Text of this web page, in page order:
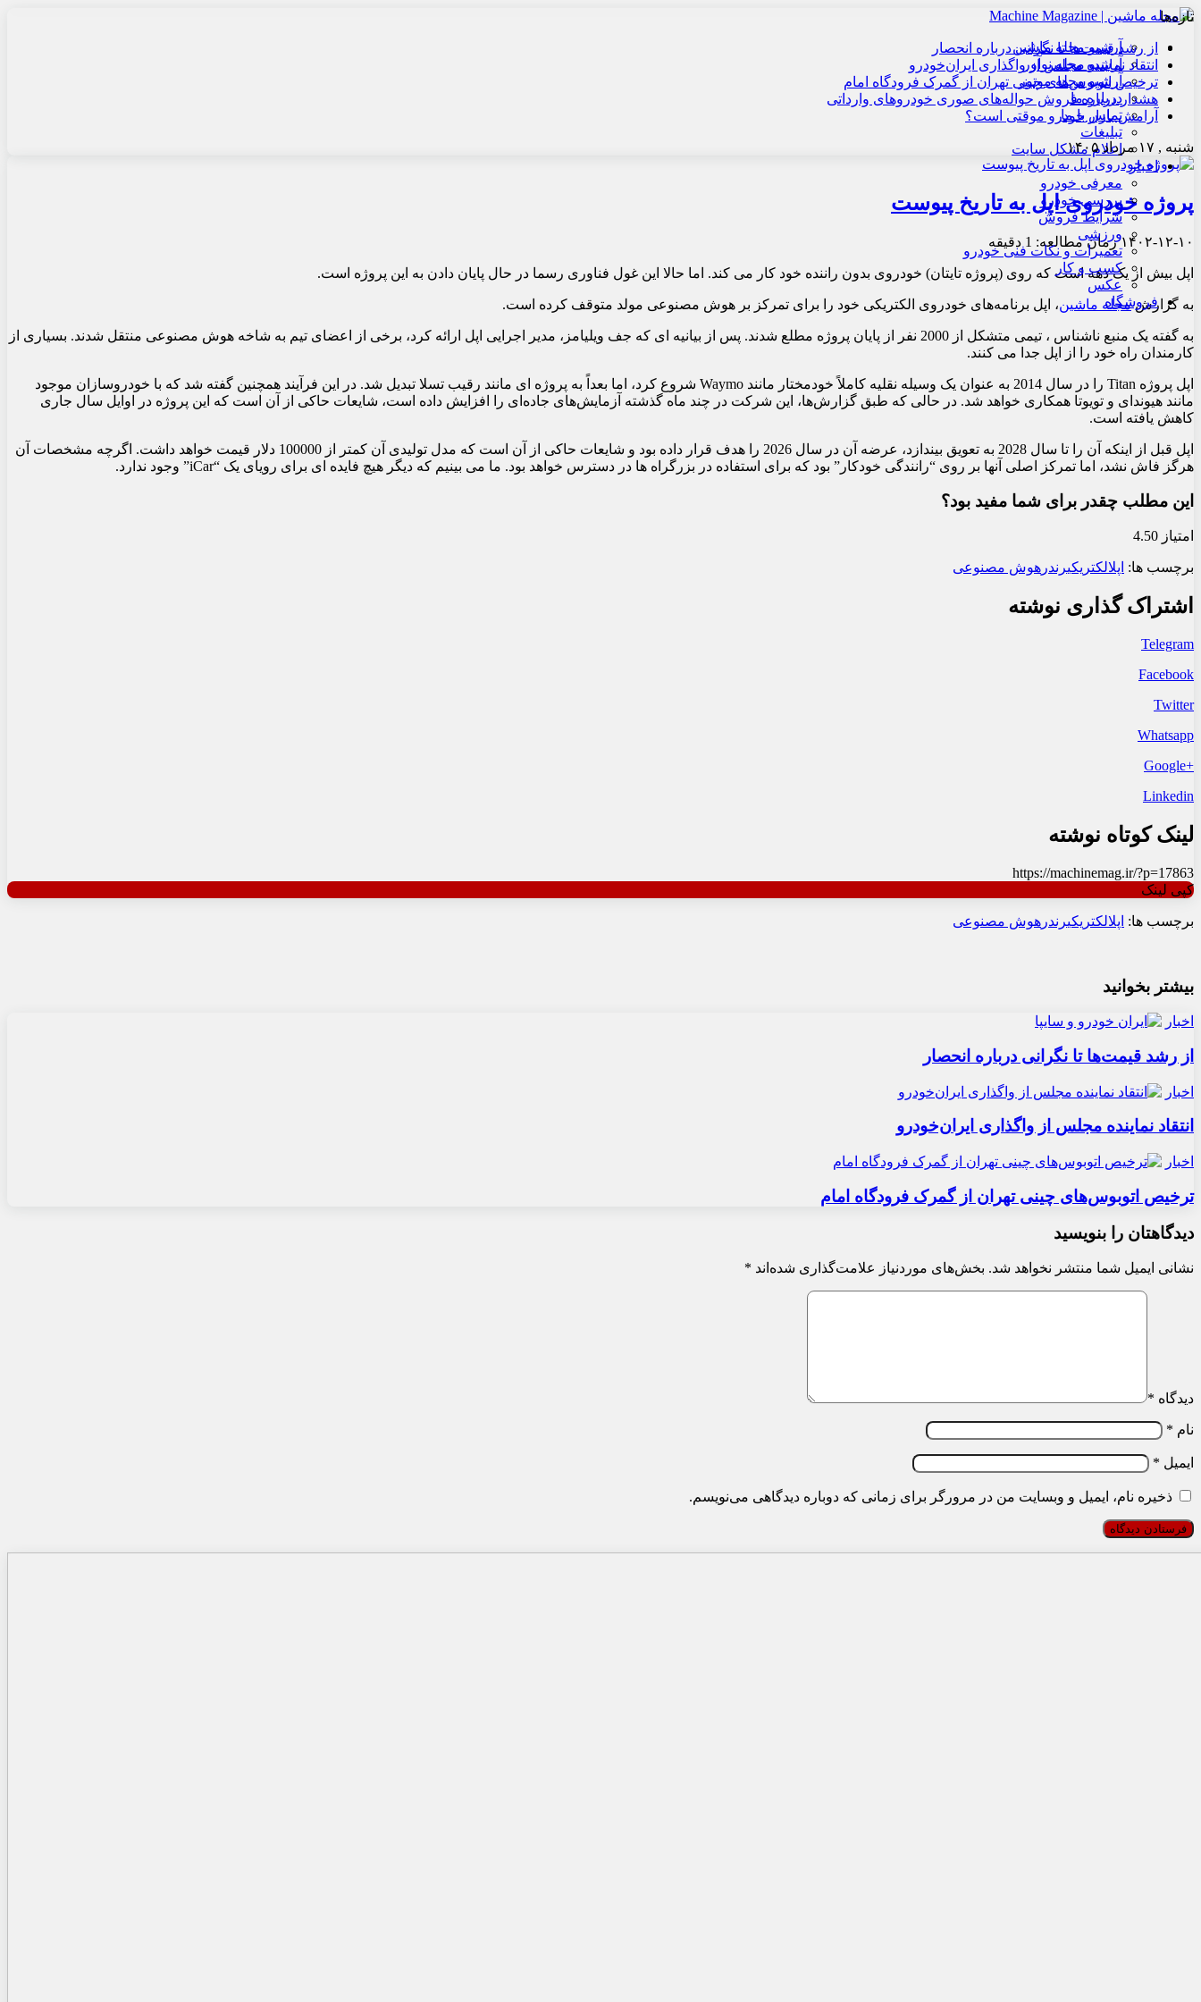
آرشیو مجله ماشین
آرشیو مجله نوآور
آرشیو مجله موتور
درباره ما
تماس با ما
تبلیغات
اعلام مشکل سایت
اخبار
معرفی خودرو
بررسی خودرو
شرایط فروش
ورزشی
تعمیرات و نکات فنی خودرو
کسب و کار
عکس
فروشگاه
تازه‌ها
از رشد قیمت‌ها تا نگرانی درباره انحصار
انتقاد نماینده مجلس از واگذاری ایران‌خودرو
ترخیص اتوبوس‌های چینی تهران از گمرک فرودگاه امام
هشدار درباره فروش حواله‌های صوری خودروهای وارداتی
آرامش بازار خودرو موقتی است؟
شنبه , ۱۷ مرداد ۱۴۰۵
پروژه خودروی اپل به تاریخ پیوست
۱۴۰۲-۱۲-۱۰زمان مطالعه: 1 دقیقه
اپل بیش از یک دهه است که روی (پروژه تایتان) خودروی بدون راننده خود کار می کند. اما حالا این غول فناوری رسما در حال پایان دادن به این پروژه است.
به گزارشمجله ماشین، اپل برنامه‌های خودروی الکتریکی خود را برای تمرکز بر هوش مصنوعی مولد متوقف کرده است.
به گفته یک منبع ناشناس ، تیمی متشکل از 2000 نفر از پایان پروژه مطلع شدند. پس از بیانیه ای که جف ویلیامز، مدیر اجرایی اپل ارائه کرد، برخی از اعضای تیم به شاخه هوش مصنوعی منتقل شدند. بسیاری از
کارمندان راه خود را از اپل جدا می کنند.
اپل پروژه Titan را در سال 2014 به عنوان یک وسیله نقلیه کاملاً خودمختار مانند Waymo شروع کرد، اما بعداً به پروژه ای مانند رقیب تسلا تبدیل شد. در این فرآیند همچنین گفته شد که با خودروسازان موجود
مانند هیوندای و تویوتا همکاری خواهد شد. در حالی که طبق گزارش‌ها، این شرکت در چند ماه گذشته آزمایش‌های جاده‌ای را افزایش داده است، شایعات حاکی از آن است که این پروژه در اوایل سال جاری
کاهش یافته است.
اپل قبل از اینکه آن را تا سال 2028 به تعویق بیندازد، عرضه آن در سال 2026 را هدف قرار داده بود و شایعات حاکی از آن است که مدل تولیدی آن کمتر از 100000 دلار قیمت خواهد داشت. اگرچه مشخصات آن
هرگز فاش نشد، اما تمرکز اصلی آنها بر روی “رانندگی خودکار” بود که برای استفاده در بزرگراه ها در دسترس خواهد بود. ما می بینیم که دیگر هیچ فایده ای برای رویای یک “iCar” وجود ندارد.
این مطلب چقدر برای شما مفید بود؟
امتیاز 4.50
برچسب ها: اپلالکتریکیرندر هوش مصنوعی
اشتراک گذاری نوشته
Telegram
Facebook
Twitter
Whatsapp
+Google
Linkedin
لینک کوتاه نوشته
https://machinemag.ir/?p=17863
کپی لینک
برچسب ها: اپلالکتریکیرندر هوش مصنوعی
بیشتر بخوانید
اخبار
از رشد قیمت‌ها تا نگرانی درباره انحصار
اخبار
انتقاد نماینده مجلس از واگذاری ایران‌خودرو
اخبار
ترخیص اتوبوس‌های چینی تهران از گمرک فرودگاه امام
دیدگاهتان را بنویسید
نشانی ایمیل شما منتشر نخواهد شد. بخش‌های موردنیاز علامت‌گذاری شده‌اند *
دیدگاه *
نام *
ایمیل *
ذخیره نام، ایمیل و وبسایت من در مرورگر برای زمانی که دوباره دیدگاهی می‌نویسم.